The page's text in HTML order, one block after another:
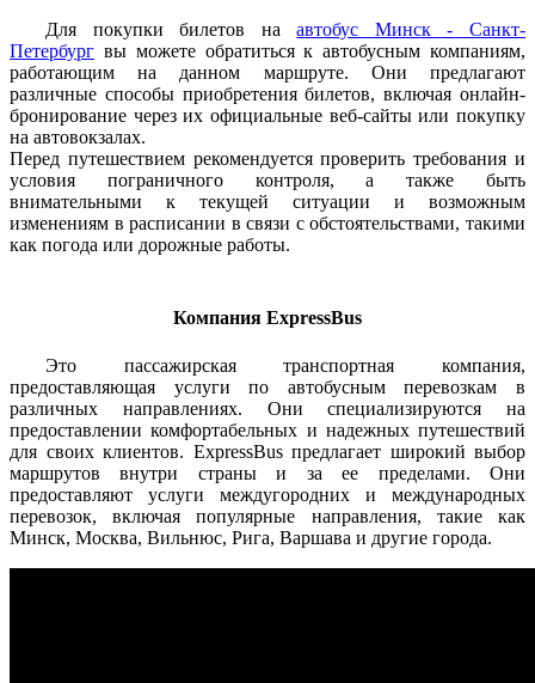
Для покупки билетов наавтобус Минск - Санкт-
Петербург вы можете обратиться к автобусным компаниям,
работающим на данном маршруте. Они предлагают
различные способы приобретения билетов, включая онлайн-
бронирование через их официальные веб-сайты или покупку
на автовокзалах.
Перед путешествием рекомендуется проверить требования и
условия пограничного контроля, а также быть
внимательными к текущей ситуации и возможным
изменениям в расписании в связи с обстоятельствами, такими
как погода или дорожные работы.
Компания ExpressBus
Это пассажирская транспортная компания,
предоставляющая услуги по автобусным перевозкам в
различных направлениях. Они специализируются на
предоставлении комфортабельных и надежных путешествий
для своих клиентов. ExpressBus предлагает широкий выбор
маршрутов внутри страны и за ее пределами. Они
предоставляют услуги междугородних и международных
перевозок, включая популярные направления, такие как
Минск, Москва, Вильнюс, Рига, Варшава и другие города.